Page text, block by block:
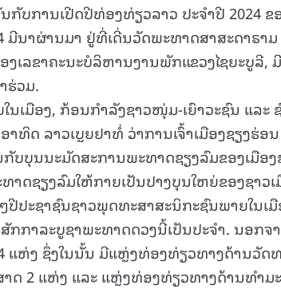
ການເປີດປີທ່ອງທ່ຽວລາວ ປະຈໍາປີ 2024 ຂອ
ມີນາຜ່ານມາ ຢູ່ທີ່ເດີ່ນວັດພະທາດສາສະດາຣາ
ງເລຂາຄະນະບໍລິຫານງານພັກແຂວງໄຊຍະບູລີ,
ຮ່ວມ.
ນເມືອງ, ກ້ອນກໍາລັງຊາວໜຸ່ມ-ເຍົາວະຊົນ ແລະ
ທິດ ລາວເບຼຍຢາທໍ່ ວ່າການເຈົ້າເມືອງຊຽງຮ່ອ
ບຸນນະມັດສະການພະທາດຊຽງລົມຂອງເມືອງ
ດຊຽງລົມໃຫ້ກາຍເປັນປາງບຸນໃຫຍ່ຂອງຊາວເ
ປະຊາຊົນຊາວພຸດທະສາສະນິກະຊົນພາຍໃນເມື
ກາລະບູຊາພະທາດດວງນີ້ເປັນປະຈຳ. ນອກຈ
ຫ່ງ ຊຶ່ງໃນນັ້ນ ມີແຫຼ່ງທ່ອງທ່ຽວທາງດ້ານວັດ
2 ແຫ່ງ ແລະ ແຫຼ່ງທ່ອງທ່ຽວທາງດ້ານທຳມ